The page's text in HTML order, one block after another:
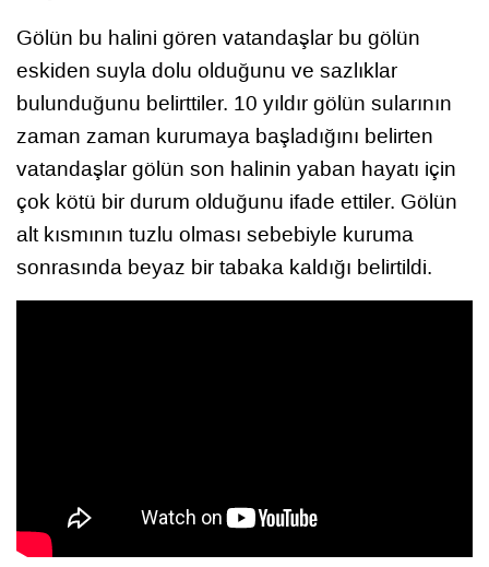
Gölün bu halini gören vatandaşlar bu gölün
eskiden suyla dolu olduğunu ve sazlıklar
bulunduğunu belirttiler. 10 yıldır gölün sularının
zaman zaman kurumaya başladığını belirten
vatandaşlar gölün son halinin yaban hayatı için
çok kötü bir durum olduğunu ifade ettiler. Gölün
alt kısmının tuzlu olması sebebiyle kuruma
sonrasında beyaz bir tabaka kaldığı belirtildi.